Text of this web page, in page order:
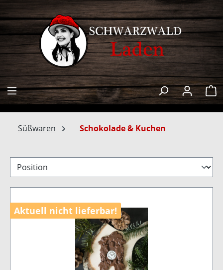
springen
Süßwaren Schokolade & Kuchen
Aktuell nicht lieferbar!